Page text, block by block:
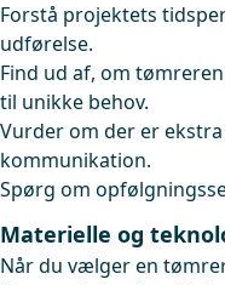
Forstå projektets
udførelse.
Find ud af, om
til unikke behov.
Vurder om der er
kommunikation.
Spørg om
Materielle og
Når du vælger en